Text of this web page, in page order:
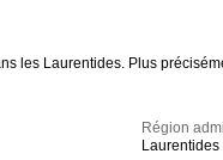
les Laurentides. Plus
Région
Laurentides